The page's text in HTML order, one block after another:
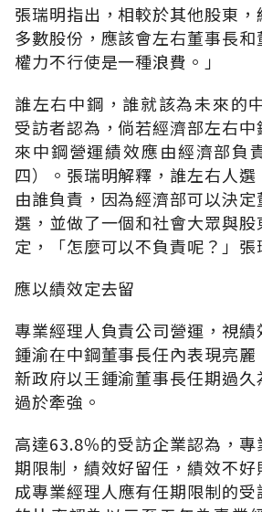
張瑞明指出，相較於其他股東
多數股份，應該會左右董事長
權力不行使是一種浪費。」
誰左右中鋼，誰就該為未來的
受訪者認為，倘若經濟部左右
來中鋼營運績效應由經濟部負
四）。張瑞明解釋，誰左右人
由誰負責，因為經濟部可以決定
選，並做了一個和社會大眾與
定，「怎麼可以不負責呢？」張
應以績效定去留
專業經理人負責公司營運，視
鍾渝在中鋼董事長任內表現亮麗
新政府以王鍾渝董事長任期過
過於牽強。
高達63.8％的受訪企業認為，
期限制，績效好留任，績效不
成專業經理人應有任期限制的